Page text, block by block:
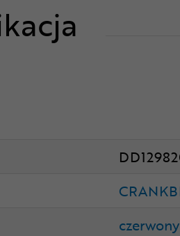
czerwony